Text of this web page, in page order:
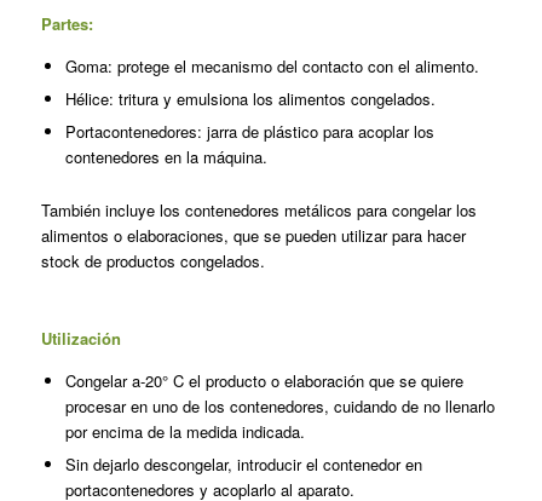
Partes:
Goma: protege el mecanismo del contacto con el alimento.
Hélice: tritura y emulsiona los alimen­tos congelados.
Portacontenedores: jarra de plástico para acoplar los
contenedores en la máquina.
También incluye los contenedores me­tálicos para congelar los
alimentos o elaboraciones, que se pueden utilizar para hacer
stock de productos con­gelados.
Utilización
Congelar a-20° C el producto o ela­boración que se quiere
procesar en uno de los contenedores, cuidando de no llenarlo
por encima de la me­dida indicada.
Sin dejarlo descongelar, introducir el contenedor en
portacontenedores y acoplarlo al aparato.